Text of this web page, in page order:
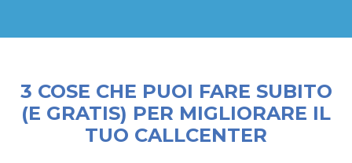
3 COSE CHE PUOI FARE SUBITO
(E GRATIS) PER MIGLIORARE IL
TUO CALLCENTER